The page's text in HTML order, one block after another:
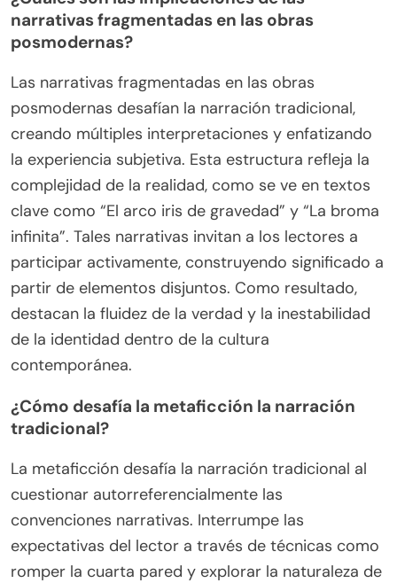
narrativas fragmentadas en las obras
posmodernas?
Las narrativas fragmentadas en las obras
posmodernas desafían la narración tradicional,
creando múltiples interpretaciones y enfatizando
la experiencia subjetiva. Esta estructura refleja la
complejidad de la realidad, como se ve en textos
clave como “El arco iris de gravedad” y “La broma
infinita”. Tales narrativas invitan a los lectores a
participar activamente, construyendo significado a
partir de elementos disjuntos. Como resultado,
destacan la fluidez de la verdad y la inestabilidad
de la identidad dentro de la cultura
contemporánea.
¿Cómo desafía la metaficción la narración
tradicional?
La metaficción desafía la narración tradicional al
cuestionar autorreferencialmente las
convenciones narrativas. Interrumpe las
expectativas del lector a través de técnicas como
romper la cuarta pared y explorar la naturaleza de